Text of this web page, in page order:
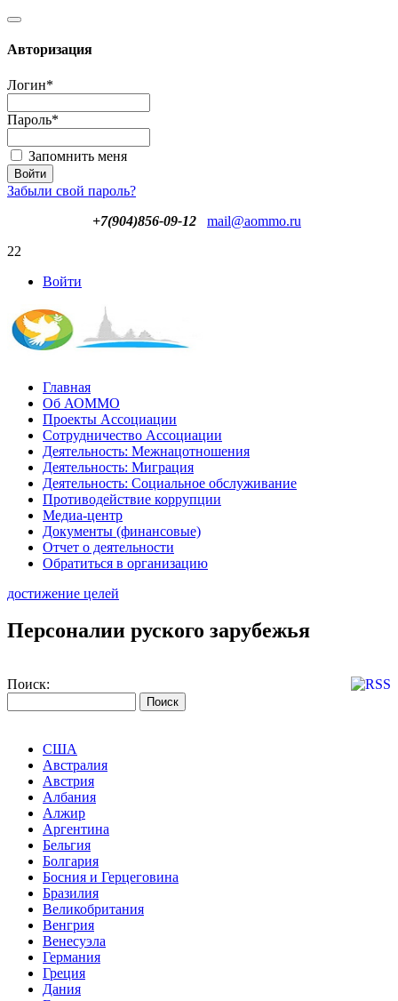
Авторизация
Логин*
Пароль*
Запомнить меня
Забыли свой пароль?
+7(904)856-09-12
mail@aommo.ru
22
Войти
Главная
Об АОММО
Проекты Ассоциации
Сотрудничество Ассоциации
Деятельность: Межнацотношения
Деятельность: Миграция
Деятельность: Социальное обслуживание
Противодействие коррупции
Медиа-центр
Документы (финансовые)
Отчет о деятельности
Обратиться в организацию
достижение целей
Персоналии руского зарубежья
Поиск:
США
Австралия
Австрия
Албания
Алжир
Аргентина
Бельгия
Болгария
Босния и Герцеговина
Бразилия
Великобритания
Венгрия
Венесуэла
Германия
Греция
Дания